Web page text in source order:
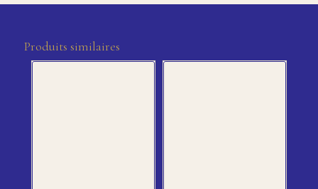
Produits similaires